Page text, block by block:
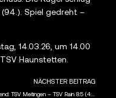
Spiel gedreht –
14.03.26, um 14.00
Haunstetten.
NÄCHSTER BEITRAG